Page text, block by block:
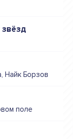
Найк Борзов
поле